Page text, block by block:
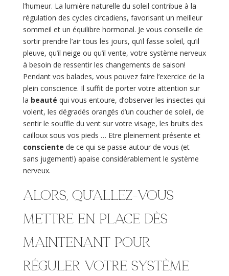
l’humeur. La lumière naturelle du soleil contribue à la
régulation des cycles circadiens, favorisant un meilleur
sommeil et un équilibre hormonal. Je vous conseille de
sortir prendre l’air tous les jours, qu’il fasse soleil, qu’il
pleuve, qu’il neige ou qu’il vente, votre système nerveux
à besoin de ressentir les changements de saison!
Pendant vos balades, vous pouvez faire l’exercice de la
plein conscience. Il suffit de porter votre attention sur
la beauté qui vous entoure, d’observer les insectes qui
volent, les dégradés orangés d’un coucher de soleil, de
sentir le souffle du vent sur votre visage, les bruits des
cailloux sous vos pieds … Etre pleinement présente et
consciente de ce qui se passe autour de vous (et
sans jugement!) apaise considérablement le système
nerveux.
Alors, qu’allez-vous
mettre en place dès
maintenant pour
réguler votre système